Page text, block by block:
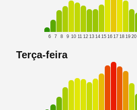
6 7 8 9 10 11 12 13 14 15 16 17 18 19 20
Terça-feira